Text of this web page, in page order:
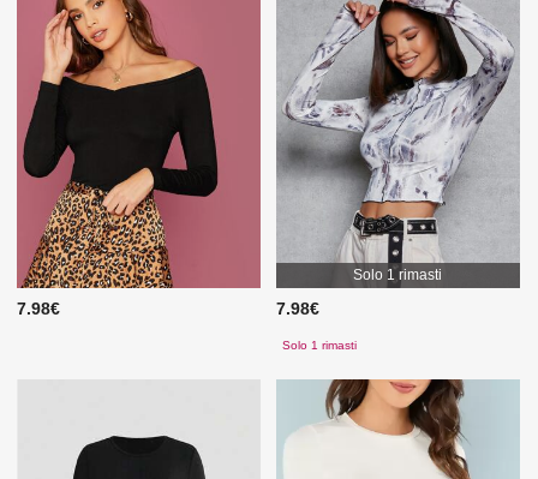
7.98€
Solo 1 rimasti
7.98€
Solo 1 rimasti